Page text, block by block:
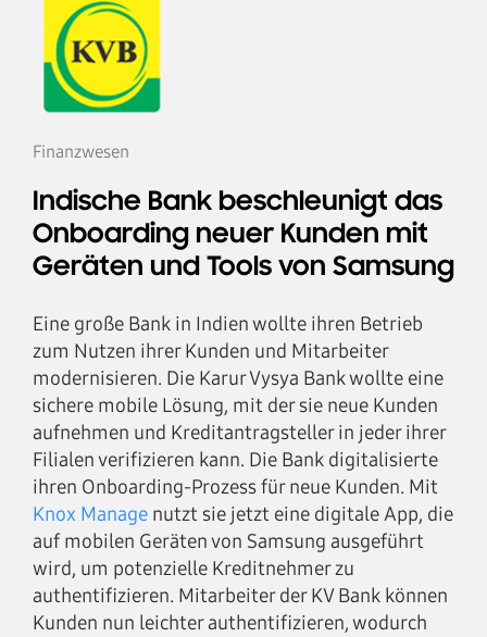
Finanzwesen
Indische Bank beschleunigt das
Onboarding neuer Kunden mit
Geräten und Tools von Samsung
Eine große Bank in Indien wollte ihren Betrieb
zum Nutzen ihrer Kunden und Mitarbeiter
modernisieren. Die Karur Vysya Bank wollte eine
sichere mobile Lösung, mit der sie neue Kunden
aufnehmen und Kreditantragsteller in jeder ihrer
Filialen verifizieren kann. Die Bank digitalisierte
ihren Onboarding-Prozess für neue Kunden. Mit
Knox Manage nutzt sie jetzt eine digitale App, die
auf mobilen Geräten von Samsung ausgeführt
wird, um potenzielle Kreditnehmer zu
authentifizieren. Mitarbeiter der KV Bank können
Kunden nun leichter authentifizieren, wodurch